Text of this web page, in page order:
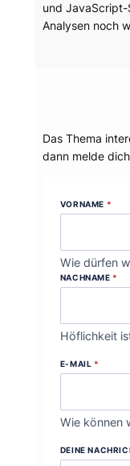
und JavaScript-
Analysen noch
Das Thema
dann melde
VORNAME *
Wie dürfen
NACHNAME *
Höflichkeit
E-MAIL *
Wie können
DEINE